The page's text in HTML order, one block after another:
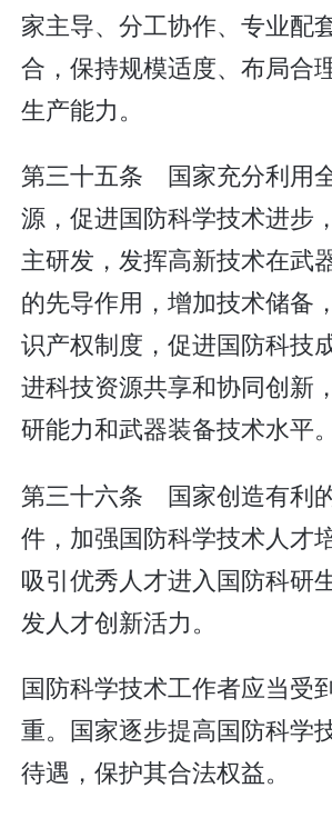
家主导、分工协作、专业配
合，保持规模适度、布局合
生产能力。
第三十五条 国家充分利用
源，促进国防科学技术进步
主研发，发挥高新技术在武
的先导作用，增加技术储备
识产权制度，促进国防科技
进科技资源共享和协同创新
研能力和武器装备技术水平。
第三十六条 国家创造有利
件，加强国防科学技术人才
吸引优秀人才进入国防科研
发人才创新活力。
国防科学技术工作者应当受
重。国家逐步提高国防科学
待遇，保护其合法权益。